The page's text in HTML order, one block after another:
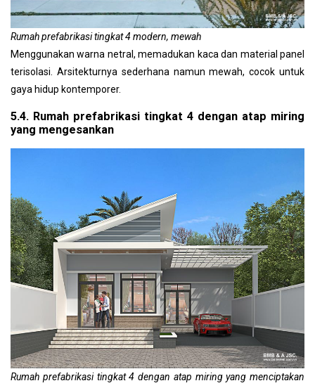
Rumah prefabrikasi tingkat 4 modern, mewah
Menggunakan warna netral, memadukan kaca dan material panel
terisolasi. Arsitekturnya sederhana namun mewah, cocok untuk
gaya hidup kontemporer.
5.4. Rumah prefabrikasi tingkat 4 dengan atap miring
yang mengesankan
Rumah prefabrikasi tingkat 4 dengan atap miring yang menciptakan